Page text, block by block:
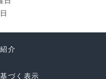
介
づく表示